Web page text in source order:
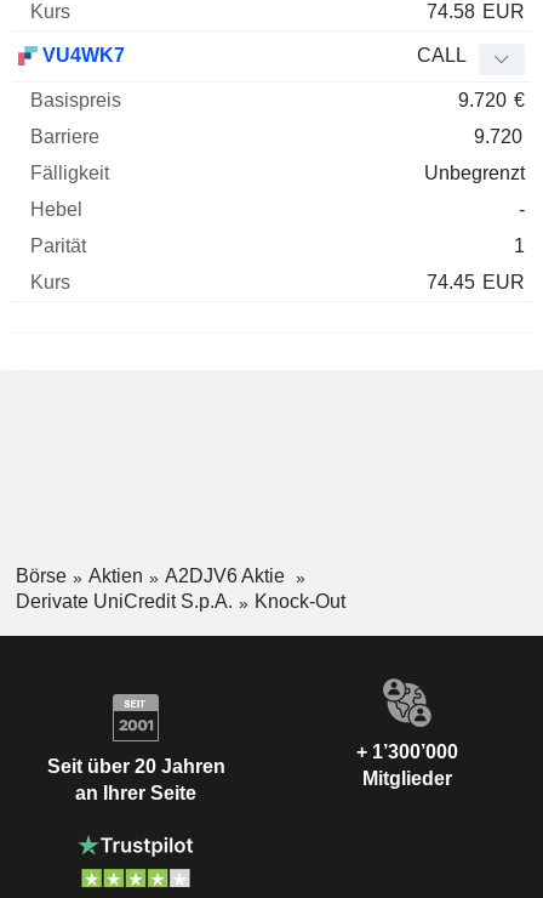
74.58 EUR
VU4WK7 CALL
9.720 €
9.720
Unbegrenzt
-
1
74.45 EUR
Börse Aktien
A2DJV6 Aktie
Derivate UniCredit S.p.A.
Knock-Out
Seit über 20 Jahren
an Ihrer Seite
+ 1’300’000
Mitglieder